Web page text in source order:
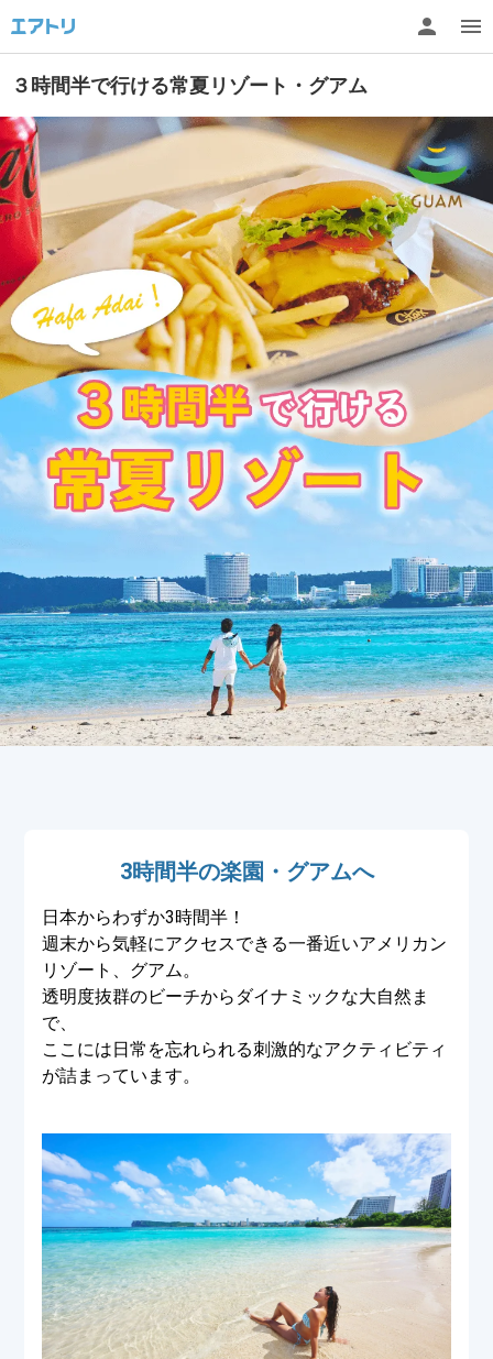
３時間半で行ける常夏リゾート・グアム
3時間半の楽園・グアムへ
日本からわずか3時間半！
週末から気軽にアクセスできる一番近いアメリカン
リゾート、グアム。
透明度抜群のビーチからダイナミックな大自然ま
で、
ここには日常を忘れられる刺激的なアクティビティ
が詰まっています。